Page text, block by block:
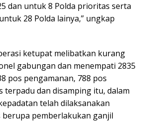
dan untuk 8 Polda prioritas serta
28 Polda lainya,” ungkap
ketupat melibatkan kurang
gabungan dan menempati 2835
pos pengamanan, 788 pos
terpadu dan disamping itu, dalam
telah dilaksanakan
berupa pemberlakukan ganjil